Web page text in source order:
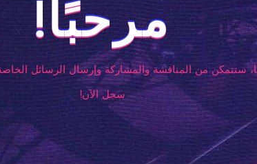
مرحبًا!
ستتمكن من المناقشة والمشاركة وإرسال الرسائل
سجل الآن!